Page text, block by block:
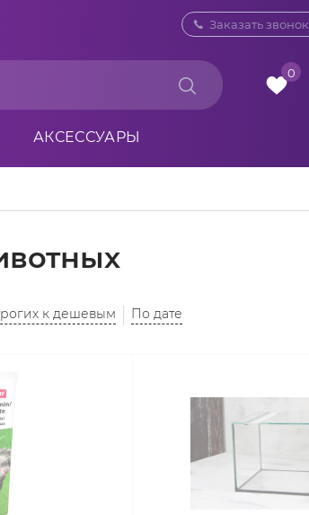
0 800 33 10 32
Заказать звонок
0
АКСЕССУАРЫ
к дешевым По дате